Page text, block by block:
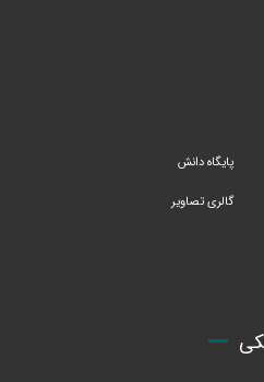
پایگاه دانش
گالری تصاویر